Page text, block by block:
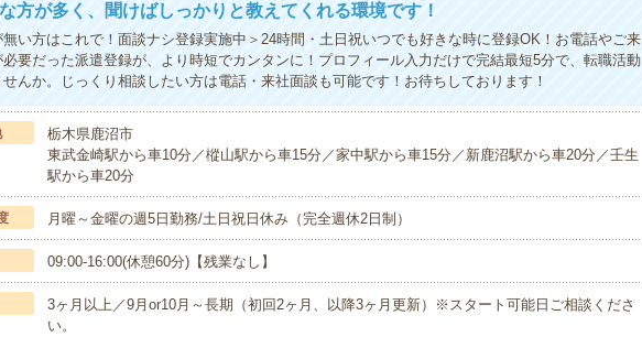
方が多く、聞けばしっかりと教えてくれる環境です！
無い方はこれで！面談ナシ登録実施中＞24時間・土日祝いつでも好きな時に登録OK！お電話やご来
要だった派遣登録が、より時短でカンタンに！プロフィール入力だけで完結最短5分で、転職活動
せんか。じっくり相談したい方は電話・来社面談も可能です！お待ちしております！
栃木県鹿沼市
東武金崎駅から車10分／樅山駅から車15分／家中駅から車15分／新鹿沼駅から車20分／壬生
駅から車20分
月曜～金曜の週5日勤務/土日祝日休み（完全週休2日制）
09:00-16:00(休憩60分)【残業なし】
3ヶ月以上／9月or10月～長期（初回2ヶ月、以降3ヶ月更新）※スタート可能日ご相談くださ
い。